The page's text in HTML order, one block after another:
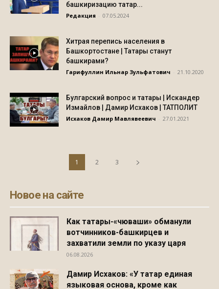
башкиризацию татар...
Редакция 07.05.2024
Хитрая перепись населения в
Башкортостане | Татары станут
башкирами?
Гарифуллин Ильнар Зульфатович 21.10.2020
Булгарский вопрос и татары | Искандер
Измайлов | Дамир Исхаков | ТАТПОЛИТ
Исхаков Дамир Мавлявеевич 27.01.2021
1 2 3
Новое на сайте
Как татары-«чюваши» обманули
вотчинников-башкирцев и
захватили земли по указу царя
06.08.2026
Дамир Исхаков: «У татар единая
языковая основа, кроме как